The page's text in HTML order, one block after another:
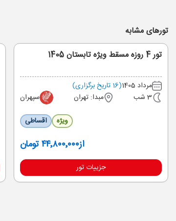
تورهای مشابه
تور 4 روزه مسقط ویژه تابستان 1405
مرداد 1405
(16 تاریخ برگزاری)
3 شب
مبدا: تهران
سپهران
ویژه
اقساطی
از۴۴٬۸۰۰٬۰۰۰ تومان
جزییات تور